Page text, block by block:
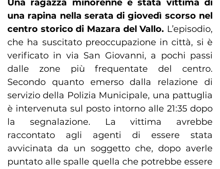
Una ragazza minorenne è stata vittima di
una rapina nella serata di giovedì scorso nel
centro storico di Mazara del Vallo. L’episodio,
che ha suscitato preoccupazione in città, si è
verificato in via San Giovanni, a pochi passi
dalle zone più frequentate del centro.
Secondo quanto emerso dalla relazione di
servizio della Polizia Municipale, una pattuglia
è intervenuta sul posto intorno alle 21:35 dopo
la segnalazione. La vittima avrebbe
raccontato agli agenti di essere stata
avvicinata da un soggetto che, dopo averle
puntato alle spalle quella che potrebbe essere